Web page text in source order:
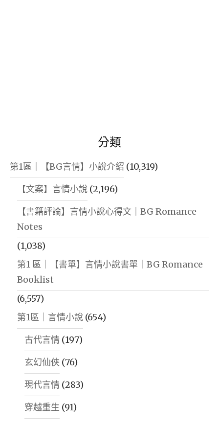
分類
第1區｜【BG言情】小說介紹 (10,319)
【文案】言情小說 (2,196)
【書籍評論】言情小說心得文｜BG Romance
Notes
(1,038)
第1 區｜【書單】言情小說書單｜BG Romance
Booklist
(6,557)
第1區｜言情小說 (654)
古代言情 (197)
玄幻仙俠 (76)
現代言情 (283)
穿越重生 (91)